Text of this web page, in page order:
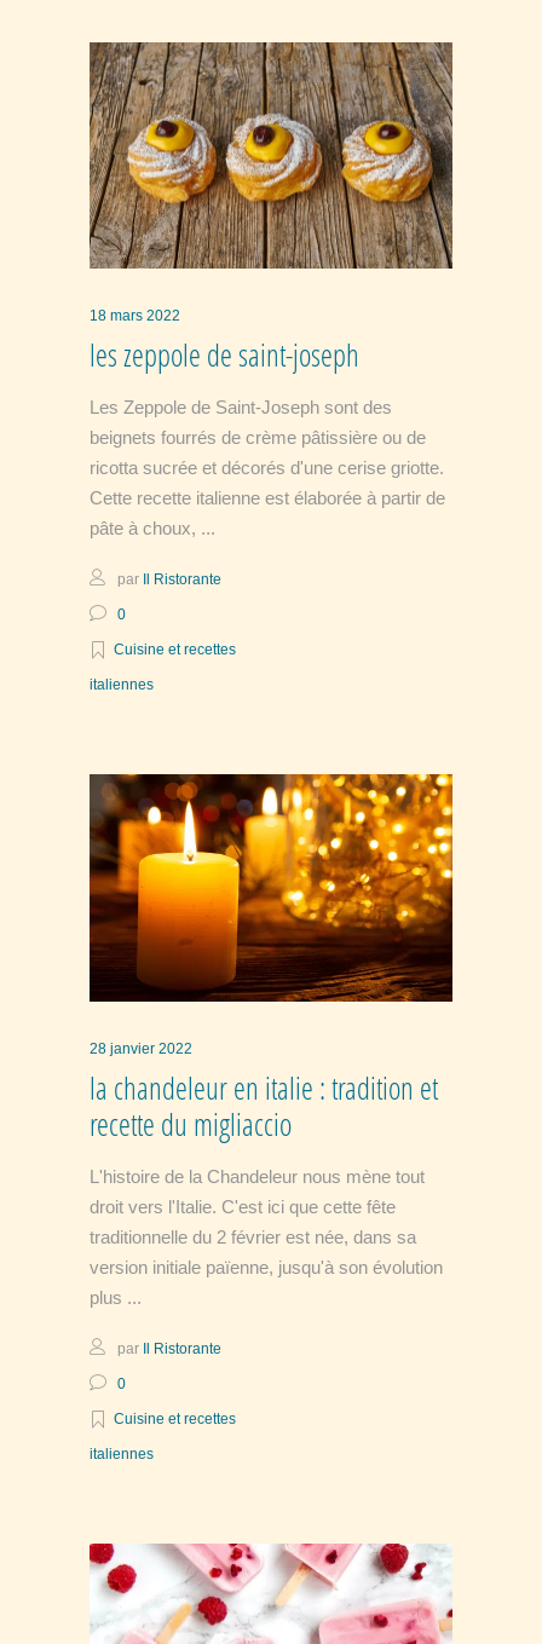
18 mars 2022
les zeppole de saint-joseph
Les Zeppole de Saint-Joseph sont des
beignets fourrés de crème pâtissière ou de
ricotta sucrée et décorés d'une cerise griotte.
Cette recette italienne est élaborée à partir de
pâte à choux,
par Il Ristorante
0
Cuisine et recettes
italiennes
28 janvier 2022
la chandeleur en italie : tradition et
recette du migliaccio
L'histoire de la Chandeleur nous mène tout
droit vers l'Italie. C'est ici que cette fête
traditionnelle du 2 février est née, dans sa
version initiale païenne, jusqu'à son évolution
plus
par Il Ristorante
0
Cuisine et recettes
italiennes